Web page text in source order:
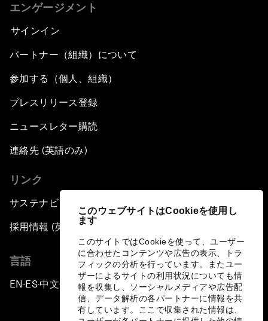
このウェブサイトはCookieを使用し
ます
このサイトではCookieを使って、ユーザー
に合わせたコンテンツや広告の表示、トラ
フィックの分析を行っています。またユー
ザーによるサイトの利用状況についても情
報を収集し、ソーシャルメディアや広告配
信、データ解析の各パートナーに情報を共
有しています。ここで収集された情報は、
エンゲージメント
サインイン
パートナー（組織）について
参加する（個人、組織）
プレスリリース登録
ニュースレター購読
連絡先 (英語のみ)
リンク
サステナビリティへの取り組み
採用情報 (英語のみ)
言語
EN ▪ES▪中文▪ 日本語